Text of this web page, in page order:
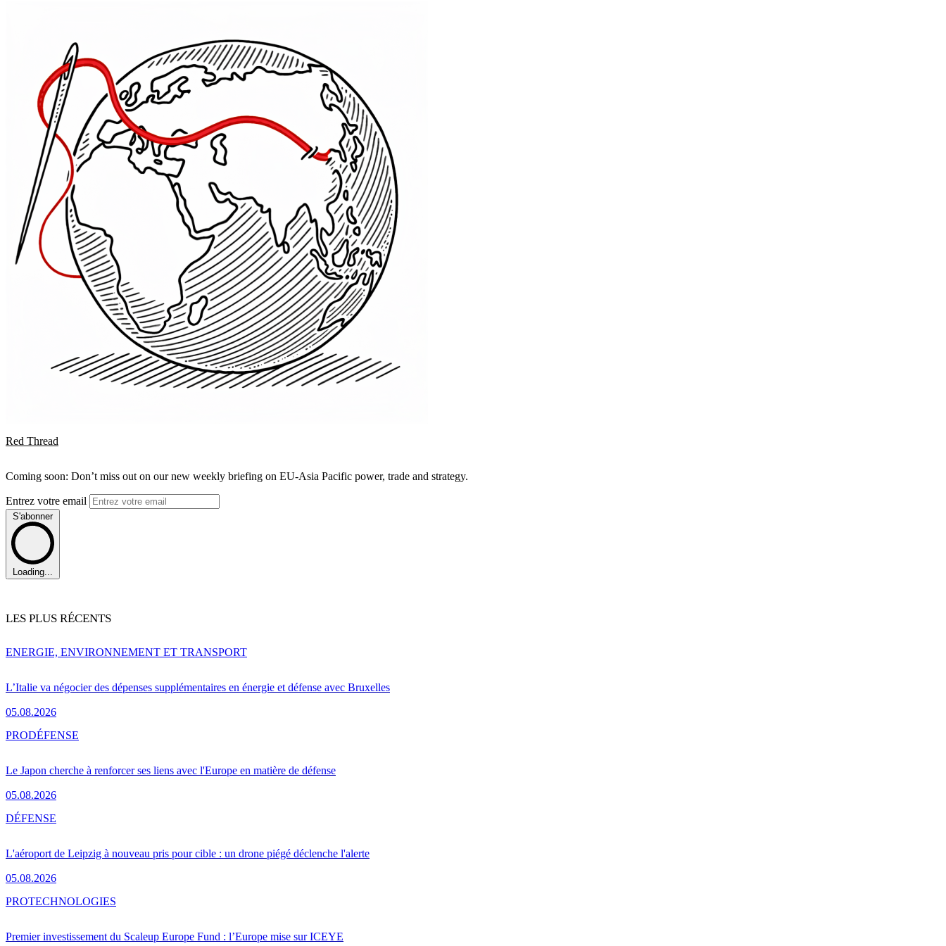
Red Thread
Coming soon: Don’t miss out on our new weekly briefing on EU-Asia Pacific power, trade and strategy.
Entrez votre email
S'abonner
Loading...
LES PLUS RÉCENTS
L’Italie va négocier des dépenses supplémentaires en énergie et défense avec Bruxelles
05.08.2026
ENERGIE, ENVIRONNEMENT ET TRANSPORT
Le Japon cherche à renforcer ses liens avec l'Europe en matière de défense
05.08.2026
PRODÉFENSE
L'aéroport de Leipzig à nouveau pris pour cible : un drone piégé déclenche l'alerte
05.08.2026
DÉFENSE
Premier investissement du Scaleup Europe Fund : l’Europe mise sur ICEYE
PROTECHNOLOGIES